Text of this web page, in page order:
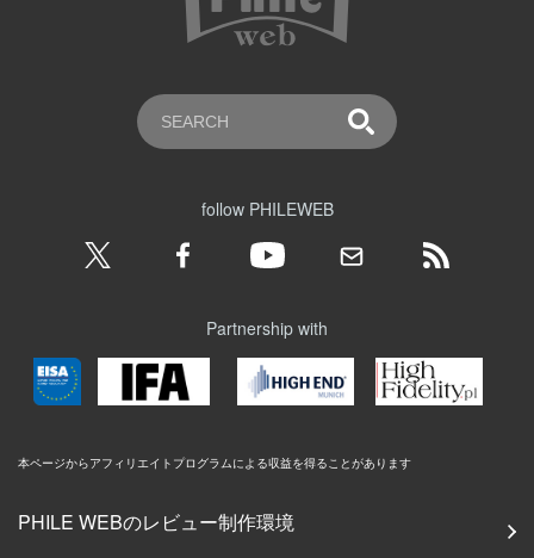
follow PHILEWEB
Partnership with
本ページからアフィリエイトプログラムによる収益を得ることがあります
PHILE WEBのレビュー制作環境